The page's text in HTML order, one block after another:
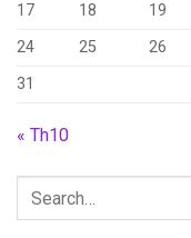
17
18 19
24
25 26
31
« Th10